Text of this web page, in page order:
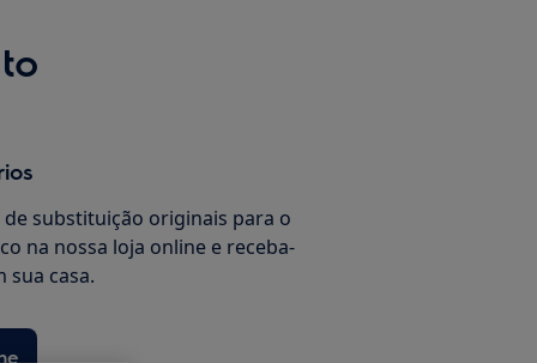
de substituição originais para o
na nossa loja online e receba-
sua casa.